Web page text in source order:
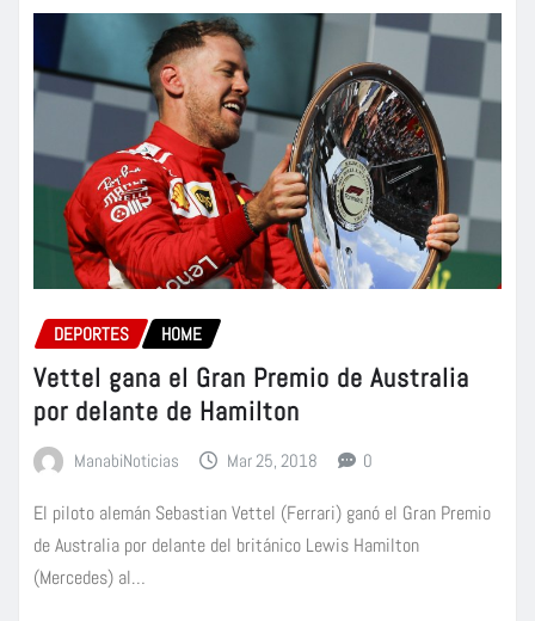
DEPORTES HOME
Vettel gana el Gran Premio de Australia
por delante de Hamilton
ManabiNoticias Mar 25, 2018 0
El piloto alemán Sebastian Vettel (Ferrari) ganó el Gran Premio
de Australia por delante del británico Lewis Hamilton
(Mercedes) al…